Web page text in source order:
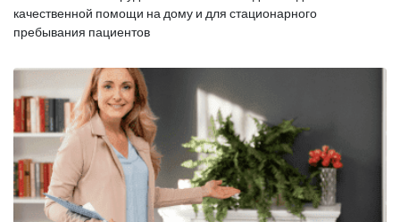
качественной помощи на дому и для стационарного
пребывания пациентов